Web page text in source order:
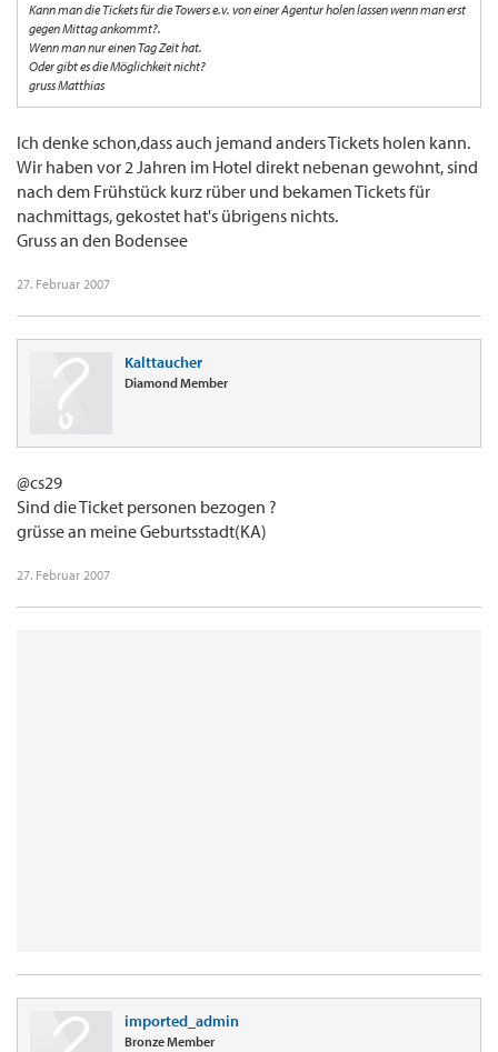
Kann man die Tickets für die Towers e.v. von einer Agentur holen lassen wenn man erst
gegen Mittag ankommt?.
Wenn man nur einen Tag Zeit hat.
Oder gibt es die Möglichkeit nicht?
gruss Matthias
Ich denke schon,dass auch jemand anders Tickets holen kann.
Wir haben vor 2 Jahren im Hotel direkt nebenan gewohnt, sind
nach dem Frühstück kurz rüber und bekamen Tickets für
nachmittags, gekostet hat's übrigens nichts.
Gruss an den Bodensee
27. Februar 2007
Kalttaucher
Diamond Member
@cs29
Sind die Ticket personen bezogen ?
grüsse an meine Geburtsstadt(KA)
27. Februar 2007
imported_admin
Bronze Member